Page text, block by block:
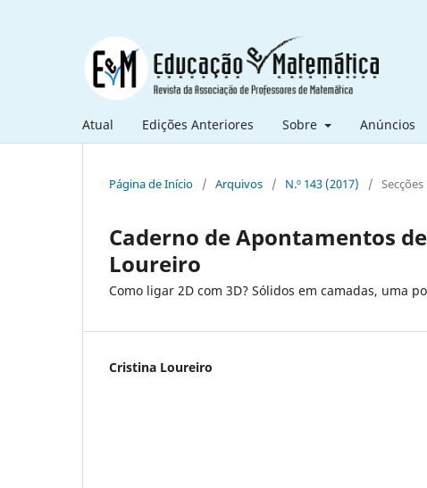
Atual Edições Anteriores Sobre Anúncios
Página de Início / Arquivos / N.º 143 (2017) / Secções
Caderno de Apontamentos
Loureiro
Como ligar 2D com 3D? Sólidos em camadas, uma
Cristina Loureiro